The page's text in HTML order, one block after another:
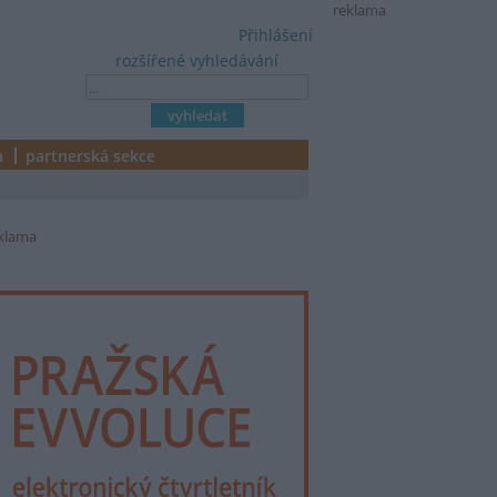
reklama
rozšířené vyhledávání
Přihlášení
partnerská sekce